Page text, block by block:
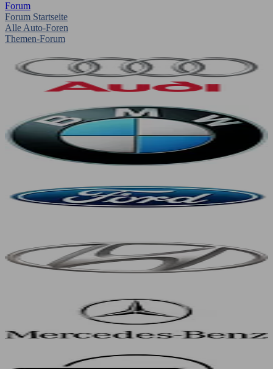
Forum
Forum Startseite
Alle Auto-Foren
Themen-Forum